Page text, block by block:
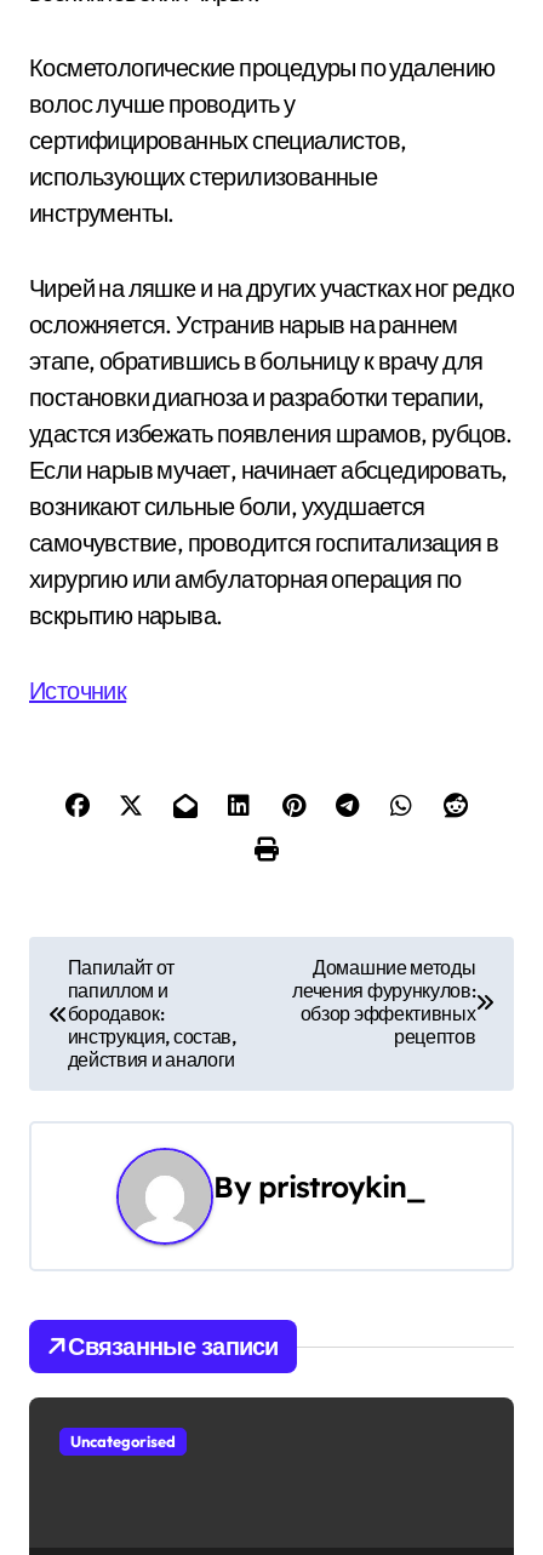
Косметологические процедуры по удалению
волос лучше проводить у
сертифицированных специалистов,
использующих стерилизованные
инструменты.
Чирей на ляшке и на других участках ног редко
осложняется. Устранив нарыв на раннем
этапе, обратившись в больницу к врачу для
постановки диагноза и разработки терапии,
удастся избежать появления шрамов, рубцов.
Если нарыв мучает, начинает абсцедировать,
возникают сильные боли, ухудшается
самочувствие, проводится госпитализация в
хирургию или амбулаторная операция по
вскрытию нарыва.
Источник
и
ц
и
я
п
Папилайт от
папиллом и
бородавок:
инструкция, состав,
действия и аналоги
Домашние методы
лечения фурункулов:
обзор эффективных
рецептов
By pristroykin_
Связанные записи
Uncategorised